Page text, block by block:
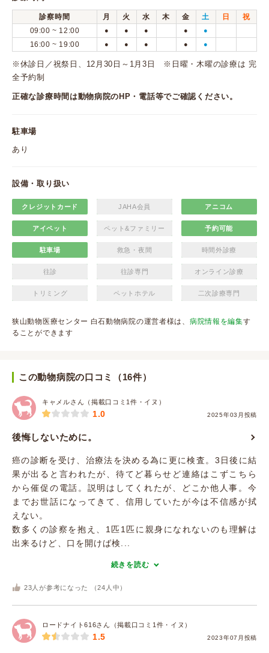
診察時間 月 火 水 木 金 土 日
祝
09:00 ~ 12:00
● ● ● ● ●
16:00 ~ 19:00 ● ● ● ● ●
※休診日／祝祭日、12月30日～1月3日 ※日曜・木曜の診療は 完
全予約制
正確な診療時間は動物病院のHP・電話等でご確認ください。
駐車場
あり
設備・取り扱い
クレジットカード JAHA会員 アニコム
アイペット ペット&ファミリー 予約可能
駐車場 救急・夜間 時間外診療
往診 往診専門 オンライン診療
トリミング ペットホテル 二次診療専門
狭山動物医療センター 白石動物病院の運営者様は、 病院情報を編集す
ることができます
この動物病院の口コミ（16件）
キャメルさん（掲載口コミ1件・イヌ）
2025年03月投稿
1.0
後悔しないために。
癌の診断を受け、治療法を決める為に更に検査。3日後に結
果が出ると言われたが、待てど暮らせど連絡はこずこちら
から催促の電話。説明はしてくれたが、どこか他人事。今
までお世話になってきて、信用していたが今は不信感が拭
えない。
数多くの診察を抱え、1匹1匹に親身になれないのも理解は
出来るけど、口を開けば検...
続きを読む
23 人が参考になった （24 人中）
ロードナイト616さん（掲載口コミ1件・イヌ）
2023年07月投稿
1.5